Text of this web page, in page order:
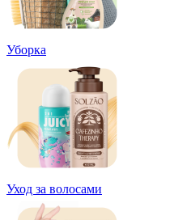
Уборка
Уход за волосами